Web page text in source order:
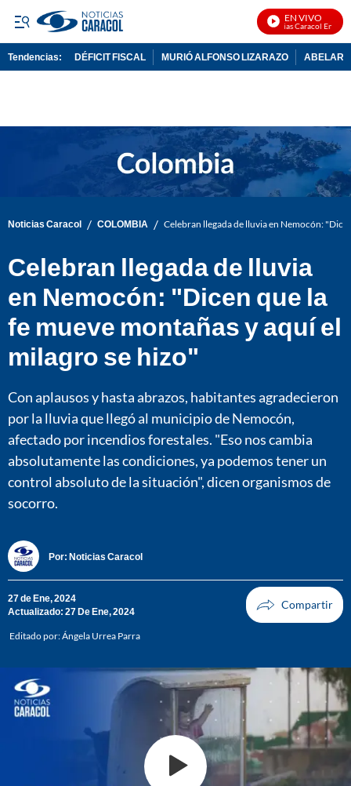
EN VIVO
Noticias Caracol En Vivo
Tendencias: DÉFICIT FISCAL MURIÓ ALFONSO LIZARAZO
Noticias Caracol / COLOMBIA / Celebran llegada de lluvia en Nemocón:
Celebran llegada de lluvia
en Nemocón: "Dicen que la
fe mueve montañas y aquí el
milagro se hizo"
Con aplausos y hasta abrazos, habitantes agradecieron
por la lluvia que llegó al municipio de Nemocón,
afectado por incendios forestales. "Eso nos cambia
absolutamente las condiciones, ya podemos tener un
control absoluto de la situación", dicen organismos de
socorro.
Por: Noticias Caracol
27 de Ene, 2024
Actualizado: 27 De Ene, 2024
Editado por:Ángela Urrea Parra